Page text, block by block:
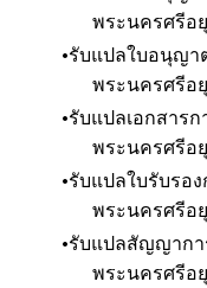
พระนครศรีอ
รับแปลใบอนุญา
พระนครศรีอ
รับแปลเอกสาร
พระนครศรีอ
รับแปลใบรับรอ
พระนครศรีอ
รับแปลสัญญากา
พระนครศรีอ